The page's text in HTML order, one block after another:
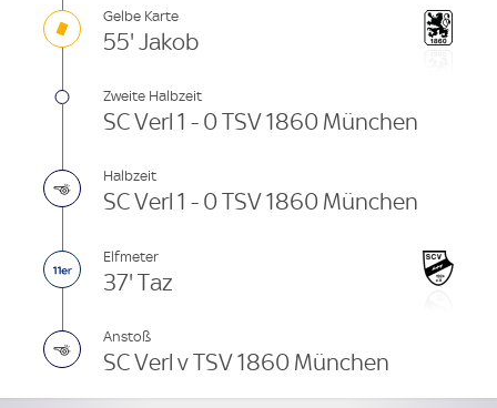
Gelbe Karte
55' Jakob
Zweite Halbzeit
SC Verl 1 - 0 TSV 1860 München
Halbzeit
SC Verl 1 - 0 TSV 1860 München
Elfmeter
37' Taz
Anstoß
SC Verl v TSV 1860 München